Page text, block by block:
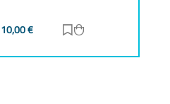
10,00€ Zur Merkliste